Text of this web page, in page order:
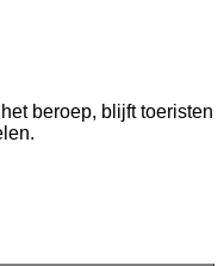
beroep, blijft toeristen